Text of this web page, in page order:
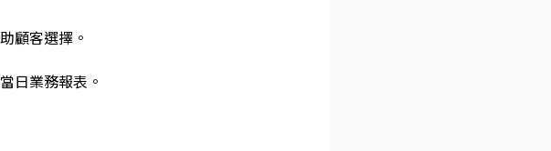
顧客選擇。
日業務報表。